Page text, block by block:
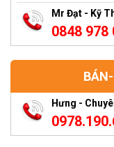
Mr Đạt - Kỹ
0848 978
Hưng -